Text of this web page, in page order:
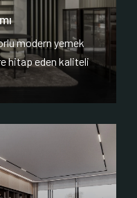
modern yemek
hitap eden kaliteli